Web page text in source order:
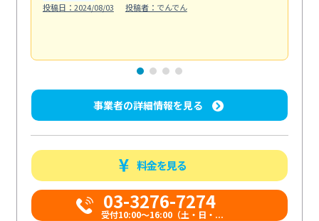
投稿日：2024/08/03
投稿者：でんでん
事業者の詳細情報を見る
料金を見る
03-3276-7274
受付10:00〜16:00（土・日・...